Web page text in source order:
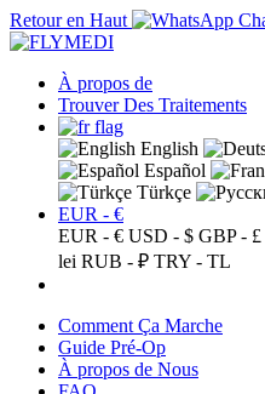
Retour en Haut
À propos de
Trouver Des Traitements
English
Español
Türkçe
EUR - €
EUR - € USD - $ GBP - £
lei RUB - ₽ TRY - TL
Comment Ça Marche
Guide Pré-Op
À propos de Nous